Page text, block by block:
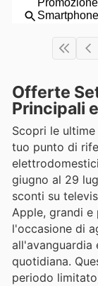
Offerte
Principali
Scopri le
tuo punto di
giugno al 29
sconti su
Apple, grandi
l'occasione di
all'avanguardia
quotidiana.
periodo